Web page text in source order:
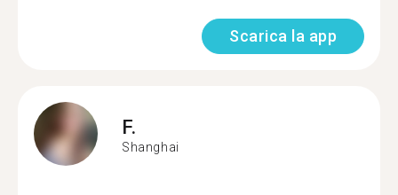
Scarica la app
F.
Shanghai